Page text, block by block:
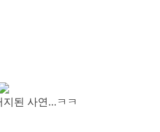
된 사연...ㅋㅋ